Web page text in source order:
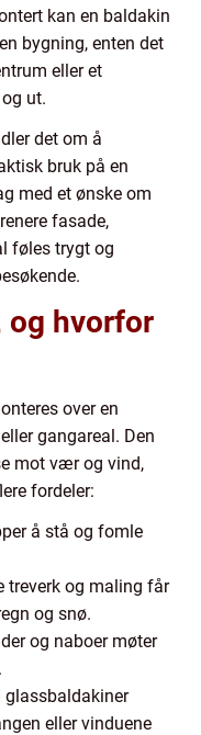
kan en baldakin
bygning, enten det
eller et
ut.
det om å
bruk på en
med et ønske om
fasade,
føles trygt og
og hvorfor
over en
gangareal. Den
mot vær og vind,
fordeler:
å stå og fomle
treverk og maling får
og snø.
og naboer møter
eller vinduene